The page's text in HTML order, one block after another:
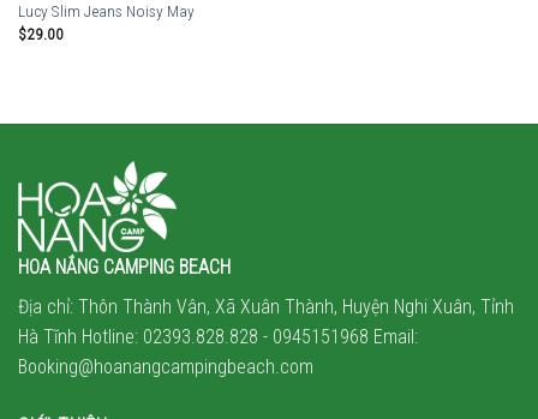
Lucy Slim Jeans Noisy May
$29.00
HOA NẮNG CAMPING BEACH
Địa chỉ: Thôn Thành Vân, Xã Xuân Thành, Huyện Nghi Xuân, Tỉnh
Hà Tĩnh Hotline: 02393.828.828 - 0945151968 Email:
Booking@hoanangcampingbeach.com